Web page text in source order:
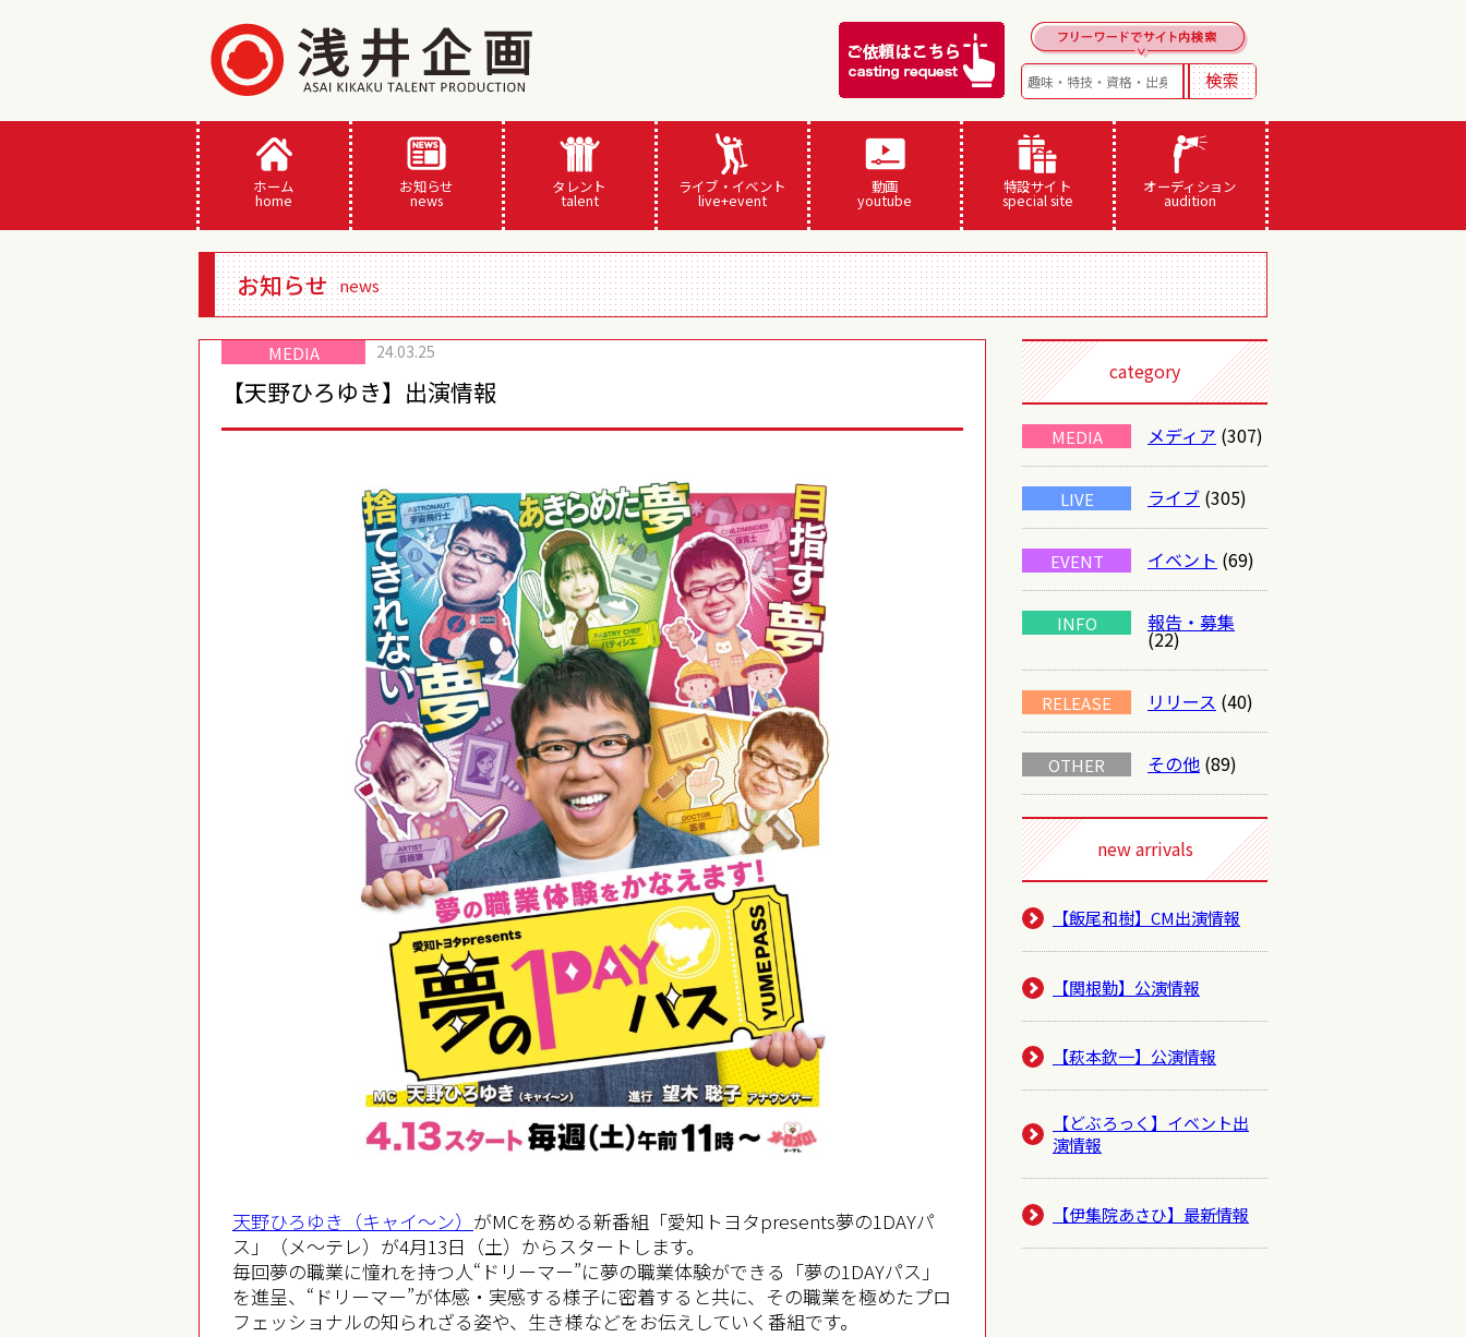
ホーム
home
お知らせ
news
タレント
talent
ライブ・イベント
live+event
動画
youtube
特設サイト
special site
オーディション
audition
お知らせ news
MEDIA 24.03.25
【天野ひろゆき】出演情報
天野ひろゆき（キャイ～ン） がMCを務める新番組「愛知トヨタpresents夢の1DAYパ
ス」（メ～テレ）が4月13日（土）からスタートします。
毎回夢の職業に憧れを持つ人“ドリーマー”に夢の職業体験ができる「夢の1DAYパス」
を進呈、“ドリーマー”が体感・実感する様子に密着すると共に、その職業を極めたプロ
フェッショナルの知られざる姿や、生き様などをお伝えしていく番組です。
category
MEDIA メディア (307)
LIVE ライブ (305)
EVENT イベント (69)
INFO 報告・募集
(22)
RELEASE リリース (40)
OTHER その他 (89)
new arrivals
【飯尾和樹】CM出演情報
【関根勤】公演情報
【萩本欽一】公演情報
【どぶろっく】イベント出
演情報
【伊集院あさひ】最新情報